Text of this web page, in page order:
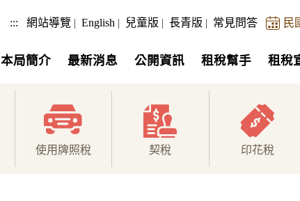
::: 網站導覽 | English | 兒童版 | 長青版 | 常見問答 民
本局簡介 最新消息 公開資訊 租稅幫手 租稅
使用牌照稅 契稅 印花稅